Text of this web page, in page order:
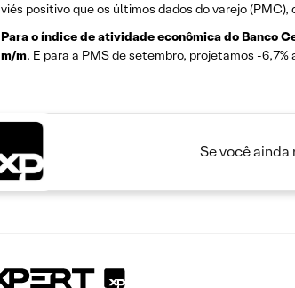
viés positivo que os últimos dados do varejo
Para o índice de atividade econômica do Banco
m/m. E para a PMS de setembro, projetamos -6,7%
Se você ainda